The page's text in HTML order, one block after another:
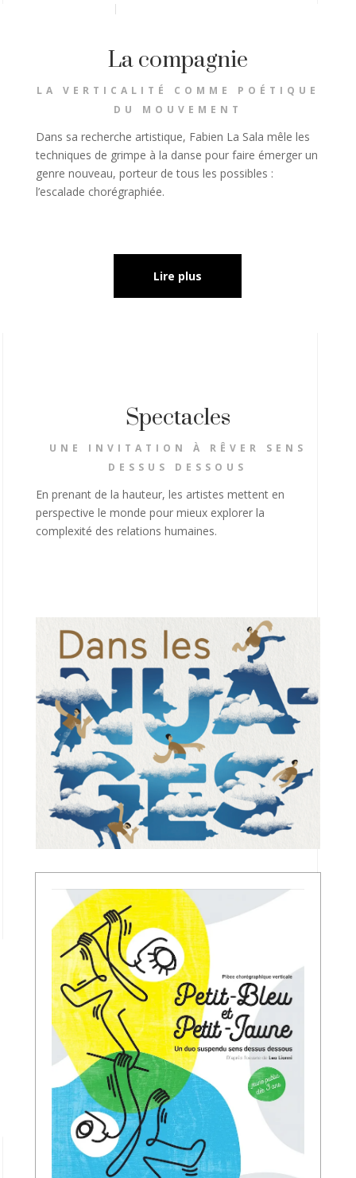
La compagnie
LA VERTICALITÉ COMME POÉTIQUE
DU MOUVEMENT
Dans sa recherche artistique, Fabien La Sala mêle les
techniques de grimpe à la danse pour faire émerger un
genre nouveau, porteur de tous les possibles :
l’escalade chorégraphiée.
Lire plus
Spectacles
UNE INVITATION À RÊVER SENS
DESSUS DESSOUS
En prenant de la hauteur, les artistes mettent en
perspective le monde pour mieux explorer la
complexité des relations humaines.